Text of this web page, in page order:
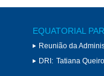
EQUATORIAL
Reunião da
DRI: Tatiana